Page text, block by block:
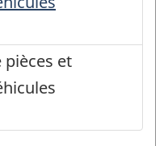
pièces et